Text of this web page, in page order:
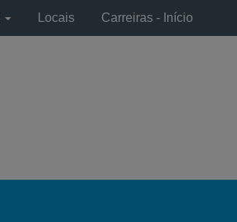
Locais Carreiras - Início